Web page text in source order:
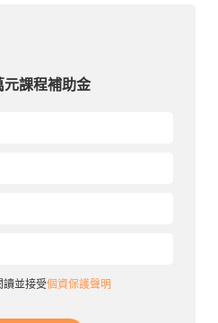
元課程補助金
讀並接受個資保護聲明